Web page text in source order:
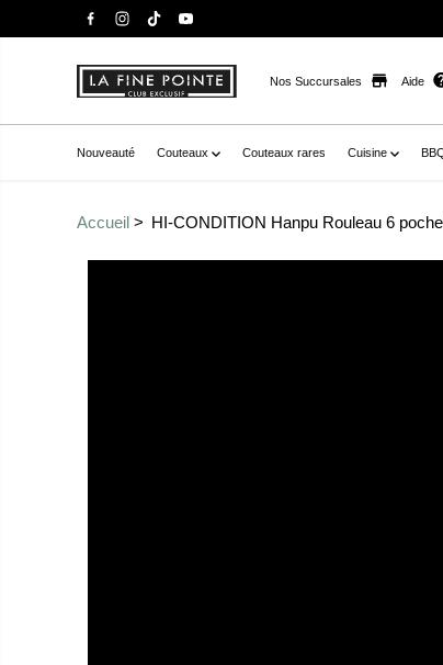
Nos Succursales Aide
Nouveauté Couteaux Couteaux rares Cuisine
Accueil HI-CONDITION Hanpu Rouleau 6
href="//staysharpmtl.com/cdn/shop/files/HI-
v=1709232161" data-